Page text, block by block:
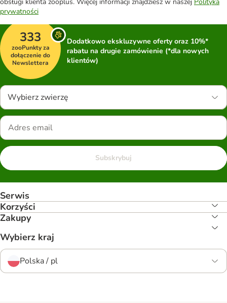
prywatności
333
zooPunkty za
dołączenie do
Newslettera
Dodatkowo ekskluzywne oferty oraz 10%*
rabatu na drugie zamówienie (*dla nowych
klientów)
Wybierz zwierzę
Subskrybuj
Serwis
Korzyści
Zakupy
Wybierz kraj
Polska / pl